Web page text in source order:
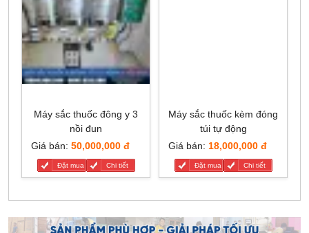
Máy sắc thuốc đông y 3
nồi đun
Giá bán: 50,000,000 đ
Đặt mua Chi tiết
Máy sắc thuốc kèm đóng
túi tự động
Giá bán: 18,000,000 đ
Đặt mua Chi tiết